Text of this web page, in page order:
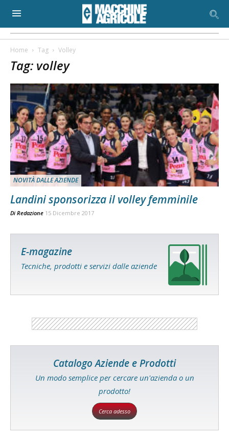
Home Tag Volley
Tag: volley
NOVITÀ DALLE AZIENDE
Landini sponsorizza il volley femminile
Di Redazione 15 Dicembre 2017
E-magazine
Tecniche, prodotti e servizi dalle aziende
Catalogo Aziende e Prodotti
Un modo semplice per cercare un'azienda o un
prodotto!
Cerca adesso